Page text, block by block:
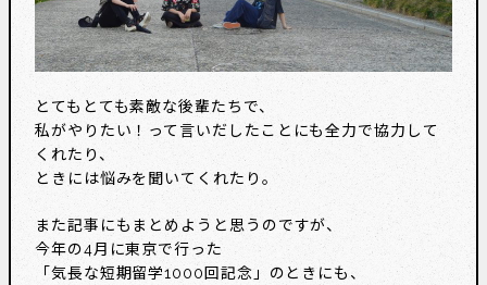
とてもとても素敵な後輩たちで、
私がやりたい！って言いだしたことにも全力で協力して
くれたり、
ときには悩みを聞いてくれたり。
また記事にもまとめようと思うのですが、
今年の4月に東京で行った
「気長な短期留学1000回記念」のときにも、